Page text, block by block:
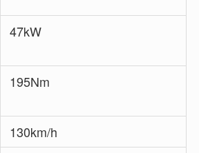
47kW
195Nm
130km/h